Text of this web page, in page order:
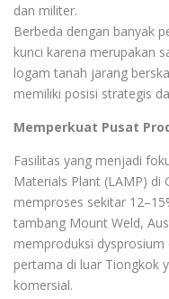
dan militer.
Berbeda dengan banyak
kunci karena merupakan
logam tanah jarang
memiliki posisi strategis
Memperkuat Pusat
Fasilitas yang menjadi
Materials Plant (LAMP) di
memproses sekitar
tambang Mount Weld,
memproduksi
pertama di luar Tiongkok
komersial.